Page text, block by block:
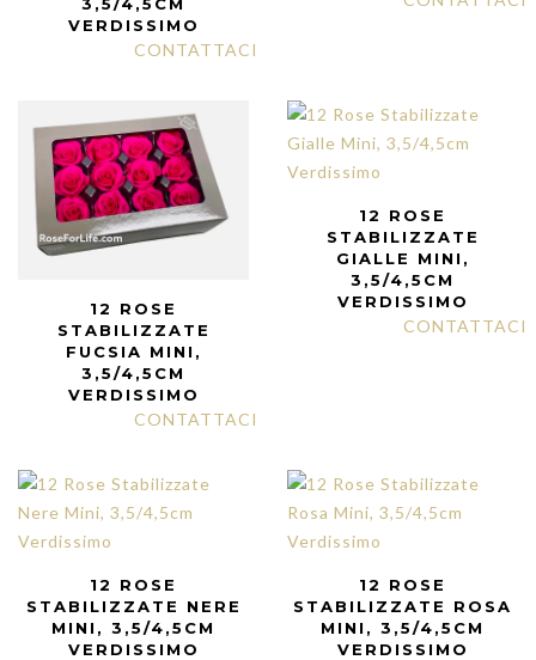
VERDISSIMO
CONTATTACI
12 ROSE
STABILIZZATE
FUCSIA MINI,
3,5/4,5CM
VERDISSIMO
CONTATTACI
12 ROSE
STABILIZZATE
GIALLE MINI,
3,5/4,5CM
VERDISSIMO
CONTATTACI
12 ROSE
STABILIZZATE NERE
MINI, 3,5/4,5CM
VERDISSIMO
12 ROSE
STABILIZZATE ROSA
MINI, 3,5/4,5CM
VERDISSIMO